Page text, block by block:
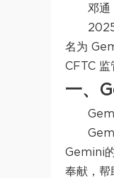
邓通
名为
CFTC 监
一、
Gemini
奉献，帮